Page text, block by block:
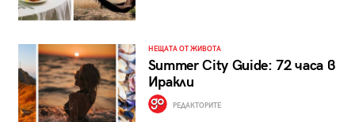
НЕЩАТА ОТ ЖИВОТА
Summer City Guide: 72 часа в
Иракли
РЕДАКТОРИТЕ